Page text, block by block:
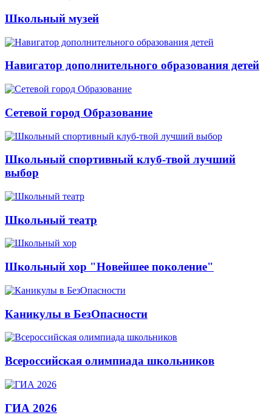
Школьный музей
Навигатор дополнительного образования детей
Сетевой город Образование
Школьный спортивный клуб-твой лучший
выбор
Школьный театр
Школьный хор "Новейшее поколение"
Каникулы в БезОпасности
Всероссийская олимпиада школьников
ГИА 2026